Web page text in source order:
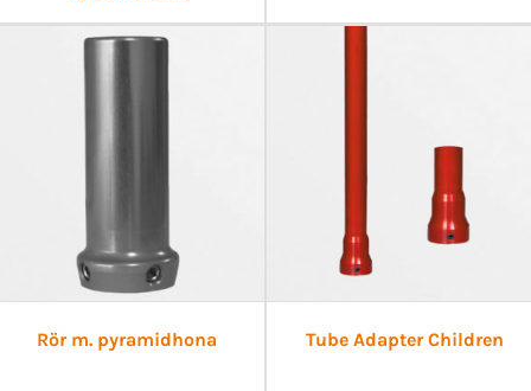
Rör m. pyramidhona Tube Adapter Children